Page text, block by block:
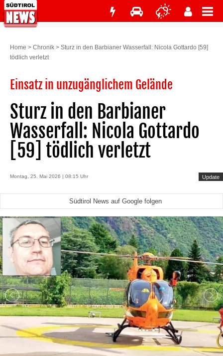
Home > Chronik > Sturz in den Barbianer Wasserfall: Nicola Gottardo [59]
tödlich verletzt
Einsatz in unzugänglichem Gelände
Sturz in den Barbianer
Wasserfall: Nicola Gottardo
[59] tödlich verletzt
Montag, 25. Mai 2026 | 08:15 Uhr Update
Südtirol News auf Google folgen